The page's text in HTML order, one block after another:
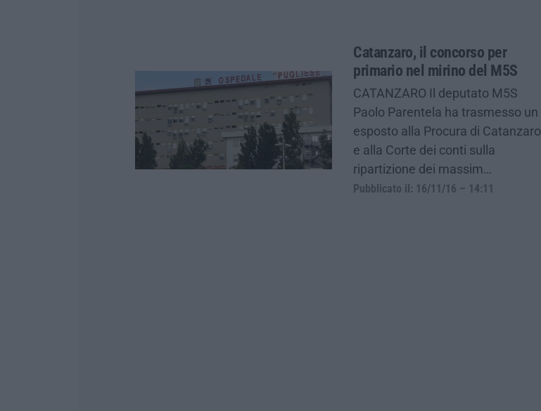
Catanzaro, il concorso per
primario nel mirino del M5S
CATANZARO Il deputato M5S
Paolo Parentela ha trasmesso un
esposto alla Procura di Catanzaro
e alla Corte dei conti sulla
ripartizione dei massim…
Pubblicato il: 16/11/16 – 14:11